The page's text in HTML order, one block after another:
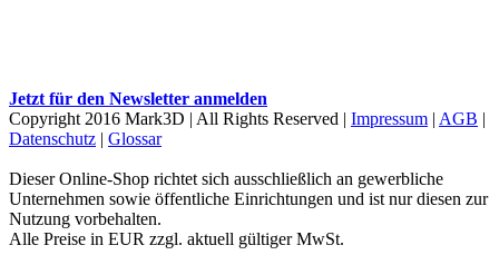
Jetzt für den Newsletter anmelden
Copyright 2016 Mark3D | All Rights Reserved | Impressum | AGB |
Datenschutz | Glossar
Dieser Online-Shop richtet sich ausschließlich an gewerbliche
Unternehmen sowie öffentliche Einrichtungen und ist nur diesen zur
Nutzung vorbehalten.
Alle Preise in EUR zzgl. aktuell gültiger MwSt.